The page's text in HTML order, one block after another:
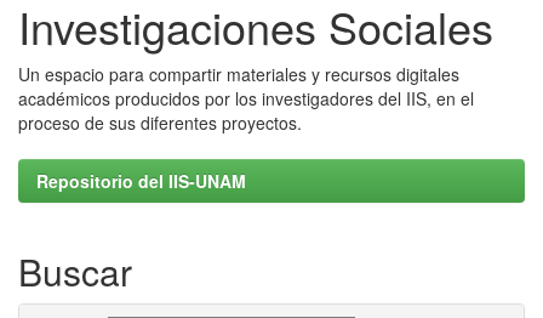
Investigaciones Sociales
Un espacio para compartir materiales y recursos digitales
académicos producidos por los investigadores del IIS, en el
proceso de sus diferentes proyectos.
Repositorio del IIS-UNAM
Buscar